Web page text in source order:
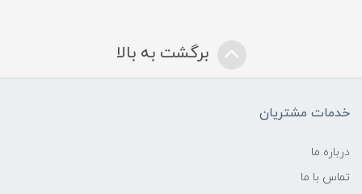
برگشت به بالا
خدمات مشتریان
درباره ما
تماس با ما